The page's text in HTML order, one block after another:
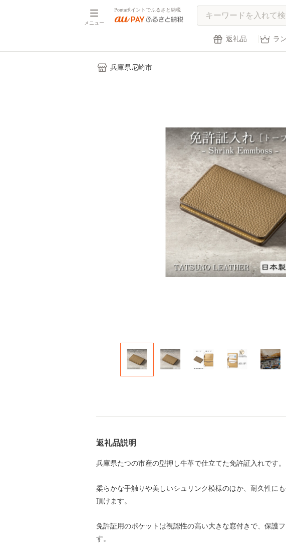
メニュー
Pontaポイントでふるさと納税
返礼品 ラ
兵庫県尼崎市
返礼品説明
兵庫県たつの市産の型押し牛革で仕立てた免許証入れです。
柔らかな手触りや美しいシュリンク模様のほか、耐久性に
頂けます。
免許証用のポケットは視認性の高い大きな窓付きで、保護
す。